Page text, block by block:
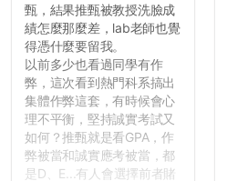
甄，結果推甄被教授洗臉成
績怎麼那麼差，lab老師也覺
得憑什麼要留我。
以前多少也看過同學有作
弊，這次看到熱門科系搞出
集體作弊這套，有時候會心
理不平衡，堅持誠實考試又
如何？推甄就是看GPA，作
弊被當和誠實應考被當，都
是D、E...有人會選擇前者賭